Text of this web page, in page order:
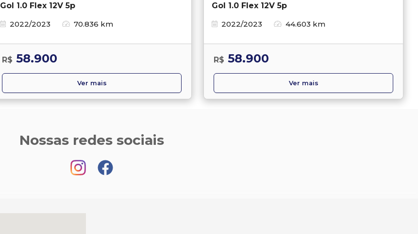
Gol 1.0 Flex 12V 5p
2022/2023
70.836 km
R$ 58.900
Ver mais
Gol 1.0 Flex 12V 5p
2022/2023
44.603 km
R$ 58.900
Ver mais
Nossas redes sociais